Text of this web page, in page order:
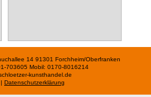
14 91301 Forchheim/Oberfranken
703605 Mobil: 0170-8016214
kunsthandel.de
| Datenschutzerklärung